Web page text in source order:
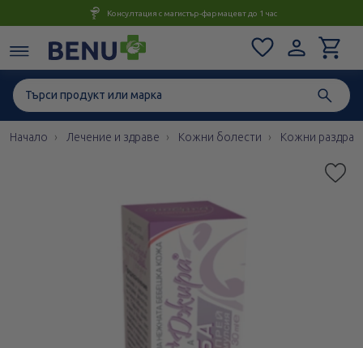
Консултация с магистър-фармацевт до 1 час
Начало Лечение и здраве Кожни болести Кожни